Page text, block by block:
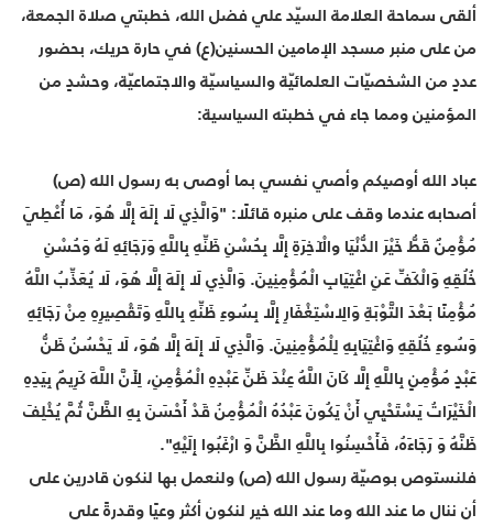
ألقى سماحة العلامة السيّد علي فضل الله، خطبتي صلاة الجمعة،
من على منبر مسجد الإمامين الحسنين(ع) في حارة حريك، بحضور
عددٍ من الشخصيّات العلمائيّة والسياسيّة والاجتماعيّة، وحشدٍ من
المؤمنين ومما جاء في خطبته السياسية:
عباد الله أوصيكم وأصي نفسي بما أوصى به رسول الله (ص)
أصحابه عندما وقف على منبره قائلًا: "وَالَّذِي لَا إِلَهَ إِلَّا هُوَ، مَا أُعْطِيَ
مُؤْمِنٌ قَطُّ خَيْرَ الدُّنْيَا والْآخِرَةِ إِلَّا بِحُسْنِ ظَنِّهِ بِاللَّهِ وَرَجَائِهِ لَهُ وَحُسْنِ
خُلُقِهِ وَالْكَفِّ عَنِ اغْتِيَابِ الْمُؤْمِنِينَ. وَالَّذِي لَا إِلَهَ إِلَّا هُوَ، لَا يُعَذِّبُ اللَّهُ
مُؤْمِنًا بَعْدَ التَّوْبَةِ وَالِاسْتِغْفَارِ إِلَّا بِسُوءِ ظَنِّهِ بِاللَّهِ وَتَقْصِيرِهِ مِنْ رَجَائِهِ
وَسُوءِ خُلُقِهِ وَاغْتِيَابِهِ لِلْمُؤْمِنِينَ. وَالَّذِي لَا إِلَهَ إِلَّا هُوَ، لَا يَحْسُنُ ظَنُّ
عَبْدٍ مُؤْمِنٍ بِاللَّهِ إِلَّا كَانَ اللَّهُ عِنْدَ ظَنِّ عَبْدِهِ الْمُؤْمِنِ، لِأَنَّ اللَّهَ كَرِيمٌ بِيَدِهِ
الْخَيْرَاتُ يَسْتَحْيِي أَنْ يَكُونَ عَبْدُهُ الْمُؤْمِنُ قَدْ أَحْسَنَ بِهِ الظَّنَّ ثُمَّ يُخْلِفَ
ظَنَّهُ وَ رَجَاءَهُ، فَأَحْسِنُوا بِاللَّهِ الظَّنَّ وَ ارْغَبُوا إِلَيْهِ".
فلنستوص بوصيّة رسول الله (ص) ولنعمل بها لنكون قادرين على
أن ننال ما عند الله وما عند الله خير لنكون أكثر وعيًا وقدرةً على